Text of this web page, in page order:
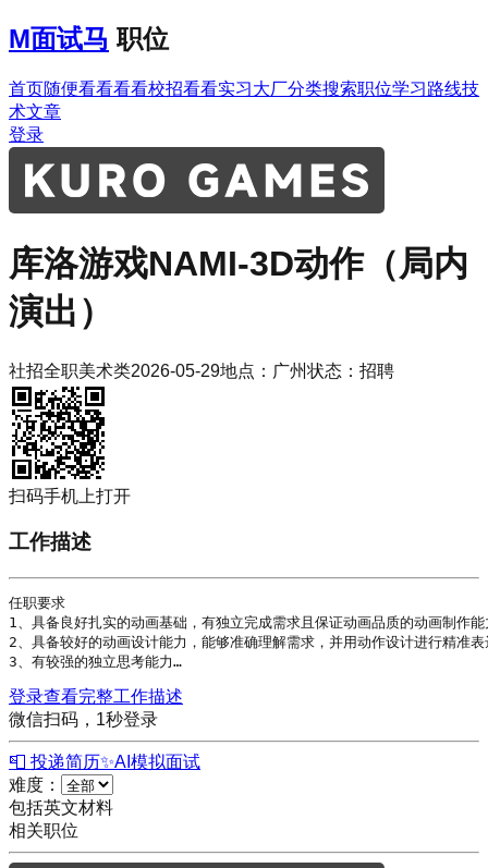
M面试马 职位
首页随便看看看看校招看看实习大厂分类搜索职位学习路线技
术文章
登录
库洛游戏NAMI-3D动作（局内
演出）
社招全职美术类2026-05-29地点： 广州状态： 招聘
扫码手机上打开
工作描述
任职要求
1、具备良好扎实的动画基础，有独立完成需求且保证动画品质的动画制作能
2、具备较好的动画设计能力，能够准确理解需求，并用动作设计进行精准表
3、有较强的独立思考能力…
登录查看完整工作描述
微信扫码，1秒登录
📮 投递简历✨AI模拟面试
难度：
包括英文材料
相关职位